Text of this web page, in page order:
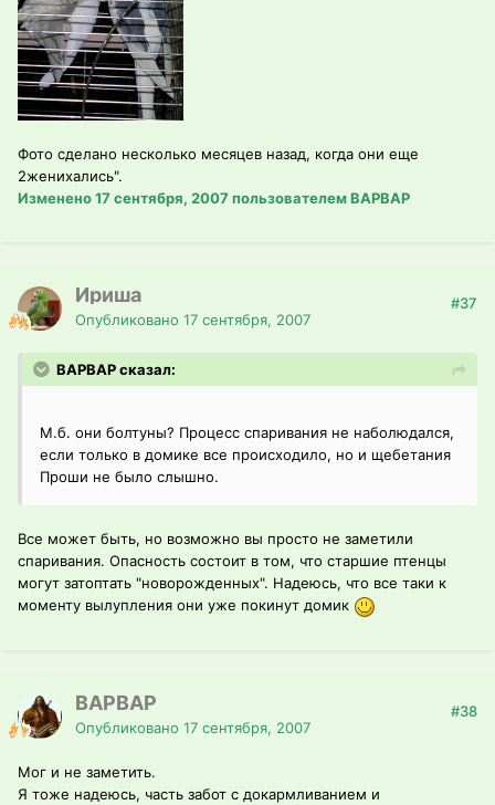
Фото сделано несколько месяцев назад, когда они еще
2женихались".
Изменено17 сентября, 2007 пользователем ВАРВАР
Ириша
Опубликовано 17 сентября, 2007
#37
ВАРВАР сказал:
М.б. они болтуны? Процесс спаривания не наболюдался,
если только в домике все происходило, но и щебетания
Проши не было слышно.
Все может быть, но возможно вы просто не заметили
спаривания. Опасность состоит в том, что старшие птенцы
могут затоптать "новорожденных". Надеюсь, что все таки к
моменту вылупления они уже покинут домик
ВАРВАР
Опубликовано 17 сентября, 2007
#38
Мог и не заметить.
Я тоже надеюсь, часть забот с докармливанием и